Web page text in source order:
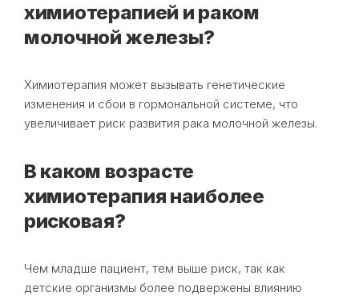
химиотерапией и раком
молочной железы?
Химиотерапия может вызывать генетические
изменения и сбои в гормональной системе, что
увеличивает риск развития рака молочной железы.
В каком возрасте
химиотерапия наиболее
рисковая?
Чем младше пациент, тем выше риск, так как
детские организмы более подвержены влиянию